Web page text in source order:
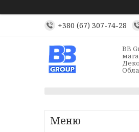
+380 (67) 307-74-28
BB